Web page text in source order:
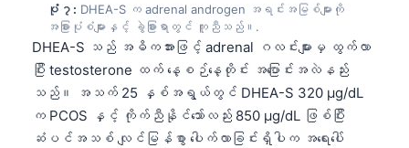
ပုံ ၇: DHEA-S က adrenal androgen အရင်းအမြစ်များကို
အခြားပုံစံများနှင့် ခွဲခြားရာတွင် ကူညီသည်။.
DHEA-S သည် အဓိကအားဖြင့် adrenal ဂလင်းများမှ ထွက်လာ
ပြီး testosterone ထက် နေ့စဉ်နေ့တိုင်း အပြောင်းအလဲနည်း
သည်။ အသက် 25 နှစ်အရွယ်တွင် DHEA-S 320 µg/dL
က PCOS နှင့် ကိုက်ညီနိုင်သော်လည်း 850 µg/dL ဖြစ်ပြီး
ဆံပင်အသစ် လျင်မြန်စွာ ပေါက်လာခြင်းရှိပါက အရေးပေါ်
हिन्दी
Bahasa Indonesia
Հայերեն
Íslenska
Српски језик